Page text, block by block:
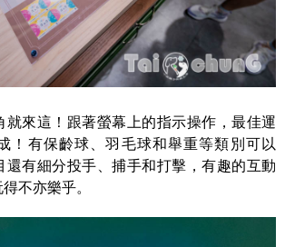
來這！跟著螢幕上的指示操作，最佳運
！有保齡球、羽毛球和舉重等類別可以
還有細分投手、捕手和打擊，有趣的互動
不亦樂乎。